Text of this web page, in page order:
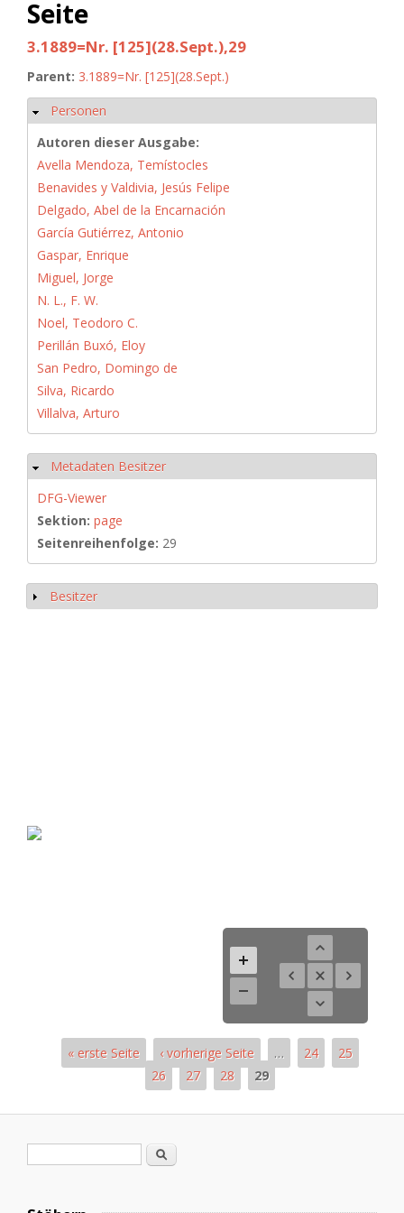
Seite
3.1889=Nr. [125](28.Sept.),29
Parent: 3.1889=Nr. [125](28.Sept.)
Ausblenden
Personen
Autoren dieser Ausgabe:
Avella Mendoza, Temístocles
Benavides y Valdivia, Jesús Felipe
Delgado, Abel de la Encarnación
García Gutiérrez, Antonio
Gaspar, Enrique
Miguel, Jorge
N. L., F. W.
Noel, Teodoro C.
Perillán Buxó, Eloy
San Pedro, Domingo de
Silva, Ricardo
Villalva, Arturo
Ausblenden
Metadaten Besitzer
DFG-Viewer
Sektion: page
Seitenreihenfolge: 29
Anzeigen
Besitzer
« erste Seite ‹ vorherige Seite … 24
25
26
27 28 29
Suche